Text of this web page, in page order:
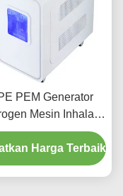
PEM Generator
Mesin Inhalasi
Disesuaikan
disesuaikan
Harga Terbaik